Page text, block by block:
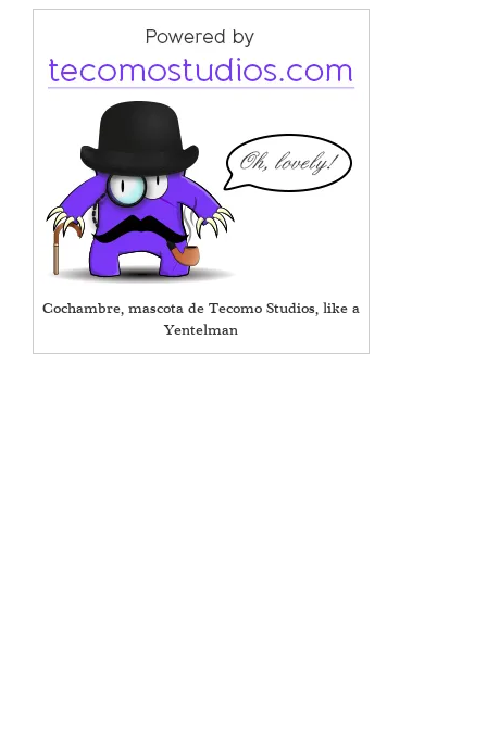
Cochambre, mascota de Tecomo Studios, like a
Yentelman